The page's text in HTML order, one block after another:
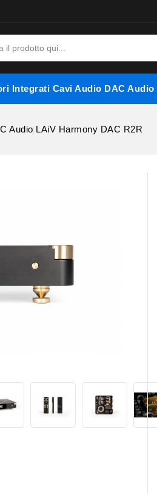
Integrati Cavi Audio DAC Audio
Audio LAiV Harmony DAC R2R